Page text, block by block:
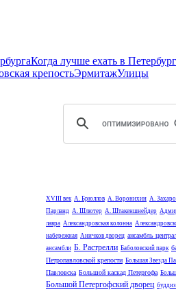
Когда лучше ехать в Петербург
крепостьЭрмитажУлицы
XVIII век А. Брюллов А. Воронихин А.
Парланд А. Шлютер А. Штакеншнейдер
лавра Александровская колонна
набережная Аничков дворец ансамбль
ансамбли Б. Растрелли Баболовский парк
Петропавловской крепости Большая Звезда
Павловска Большой каскад Петергофа
Большой Петергофский дворец